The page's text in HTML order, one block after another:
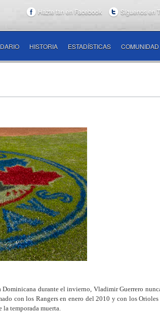
Hazte fan en Facebook Síguenos en
HISTORIA ESTADÍSTICAS COMUNIDAD
durante el invierno, Vladimir Guerrero
con los Rangers en enero del 2010 y con los
la temporada muerta.